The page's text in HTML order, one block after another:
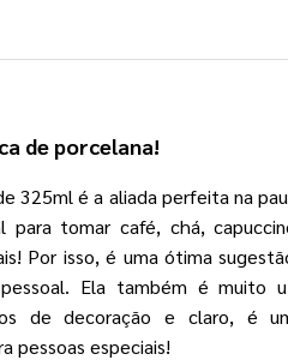
de porcelana!
325ml é a aliada perfeita na
para tomar café, chá,
Por isso, é uma ótima
Ela também é muito
de decoração e claro, é
pessoas especiais!